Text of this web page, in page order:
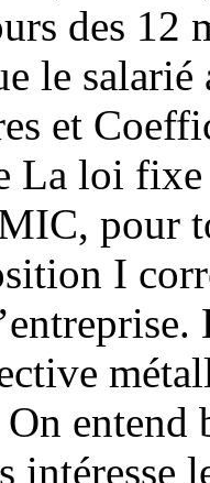
des 12
le
et
loi fixe
pour
I
entend